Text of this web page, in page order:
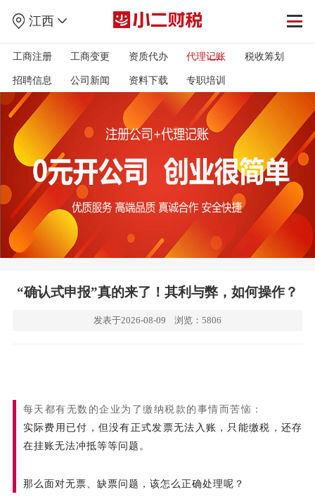
江西
工商注册 工商变更 资质代办 代理记账 税收筹划
招聘信息 公司新闻 资料下载 专职培训
“确认式申报”真的来了！其利与弊，如何操作？
发表于2026-08-09 浏览：5806
每天都有无数的企业为了缴纳税款的事情而苦恼：
实际费用已付，但没有正式发票无法入账，只能缴税，还存
在挂账无法冲抵等等问题。
那么面对无票、缺票问题，该怎么正确处理呢？